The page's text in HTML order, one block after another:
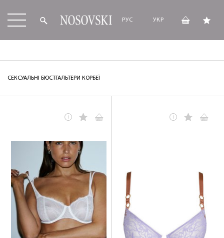
РУС УКР
СЕКСУАЛЬНІ БЮСТГАЛЬТЕРИ КОРБЕЇ